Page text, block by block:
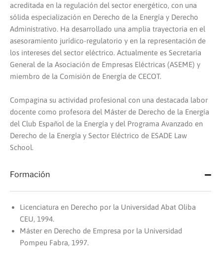
acreditada en la regulación del sector energético, con una
sólida especialización en Derecho de la Energía y Derecho
Administrativo. Ha desarrollado una amplia trayectoria en el
asesoramiento jurídico-regulatorio y en la representación de
los intereses del sector eléctrico. Actualmente es Secretaria
General de la Asociación de Empresas Eléctricas (ASEME) y
miembro de la Comisión de Energía de CECOT.
Compagina su actividad profesional con una destacada labor
docente como profesora del Máster de Derecho de la Energía
del Club Español de la Energía y del Programa Avanzado en
Derecho de la Energía y Sector Eléctrico de ESADE Law
School.
Formación
Licenciatura en Derecho por la Universidad Abat Oliba
CEU, 1994.
Máster en Derecho de Empresa por la Universidad
Pompeu Fabra, 1997.